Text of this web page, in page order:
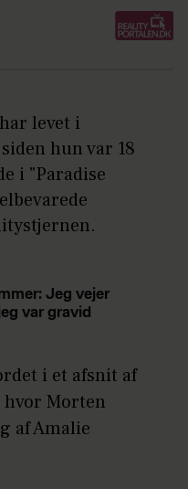
levet i
hun var 18
i "Paradise
Jeg vejer
var gravid
i et afsnit af
hvor Morten
af Amalie